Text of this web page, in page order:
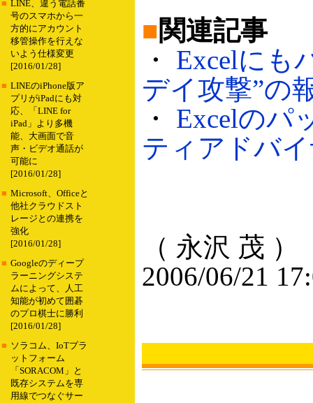
■ LINE、違う電話番
号のスマホから一
方的にアカウント
移管操作を行えな
いよう仕様変更
[2016/01/28]
■ LINEのiPhone版ア
プリがiPadにも対
応、「LINE for
iPad」より多機
能、大画面で音
声・ビデオ通話が
可能に
[2016/01/28]
■ Microsoft、Officeと
他社クラウドスト
レージとの連携を
強化
[2016/01/28]
■ Googleのディープ
ラーニングシステ
ムによって、人工
知能が初めて囲碁
のプロ棋士に勝利
[2016/01/28]
■ ソラコム、IoTプラ
ットフォーム
「SORACOM」と
既存システムを専
用線でつなぐサー
■関連記事
・ Excelにも
デイ攻撃”の
・ Excelのパ
ティアドバ
（ 永沢 茂 ）
2006/06/21